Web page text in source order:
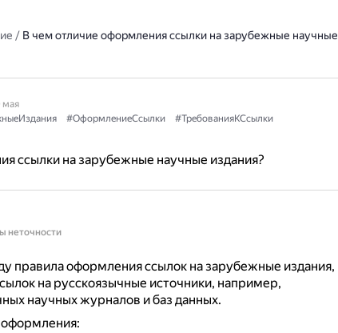
/ В чем отличие оформления ссылки на зарубежные научные
мая
#ОформлениеСсылки
#ТребованияКСсылки
ссылки на зарубежные научные издания?
неточности
правила оформления ссылок на зарубежные издания,
на русскоязычные источники, например,
научных журналов и баз данных.